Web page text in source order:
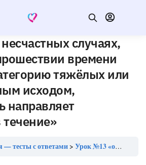
случаях,
времени
тяжёлых или
исходом,
направляет
— тесты с ответами Урок №13 «о несчастных случаях, которые по прошествии времени перешли в категорию тяжёлых или со смертельным исходом, работодатель направляет извещение в течение»